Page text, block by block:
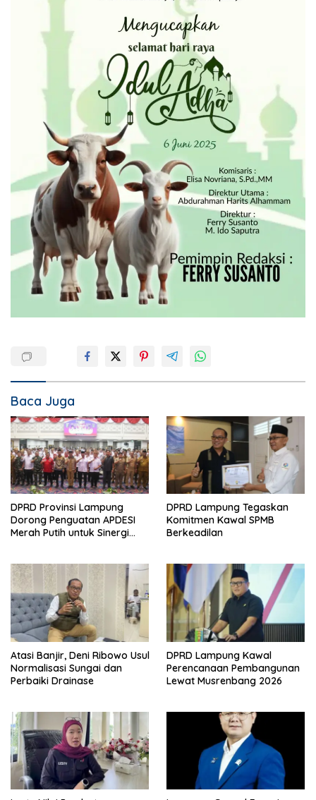
Baca Juga
DPRD Provinsi Lampung
Dorong Penguatan APDESI
Merah Putih untuk Sinergi
DPRD Lampung Tegaskan
Komitmen Kawal SPMB
Berkeadilan
Atasi Banjir, Deni Ribowo Usul
Normalisasi Sungai dan
Perbaiki Drainase
DPRD Lampung Kawal
Perencanaan Pembangunan
Lewat Musrenbang 2026